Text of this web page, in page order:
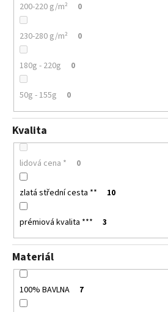
200-220 g/m² 0
230-280 g/m² 0
180g - 220g 0
50g - 155g 0
Kvalita
lidová cena * 0
zlatá střední cesta ** 10
prémiová kvalita *** 3
Materiál
100% BAVLNA 7